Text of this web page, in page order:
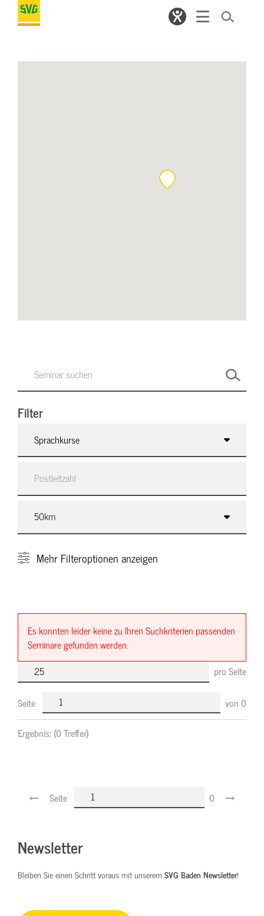
Filter
Sprachkurse
Mehr Filteroptionen anzeigen
Es konnten leider keine zu Ihren Suchkriterien passenden
Seminare gefunden werden.
pro Seite
Seite von0
Ergebnis:(0 Treffer)
Seite 0
Newsletter
Bleiben Sie einen Schritt voraus mit unserem SVG Baden Newsletter!